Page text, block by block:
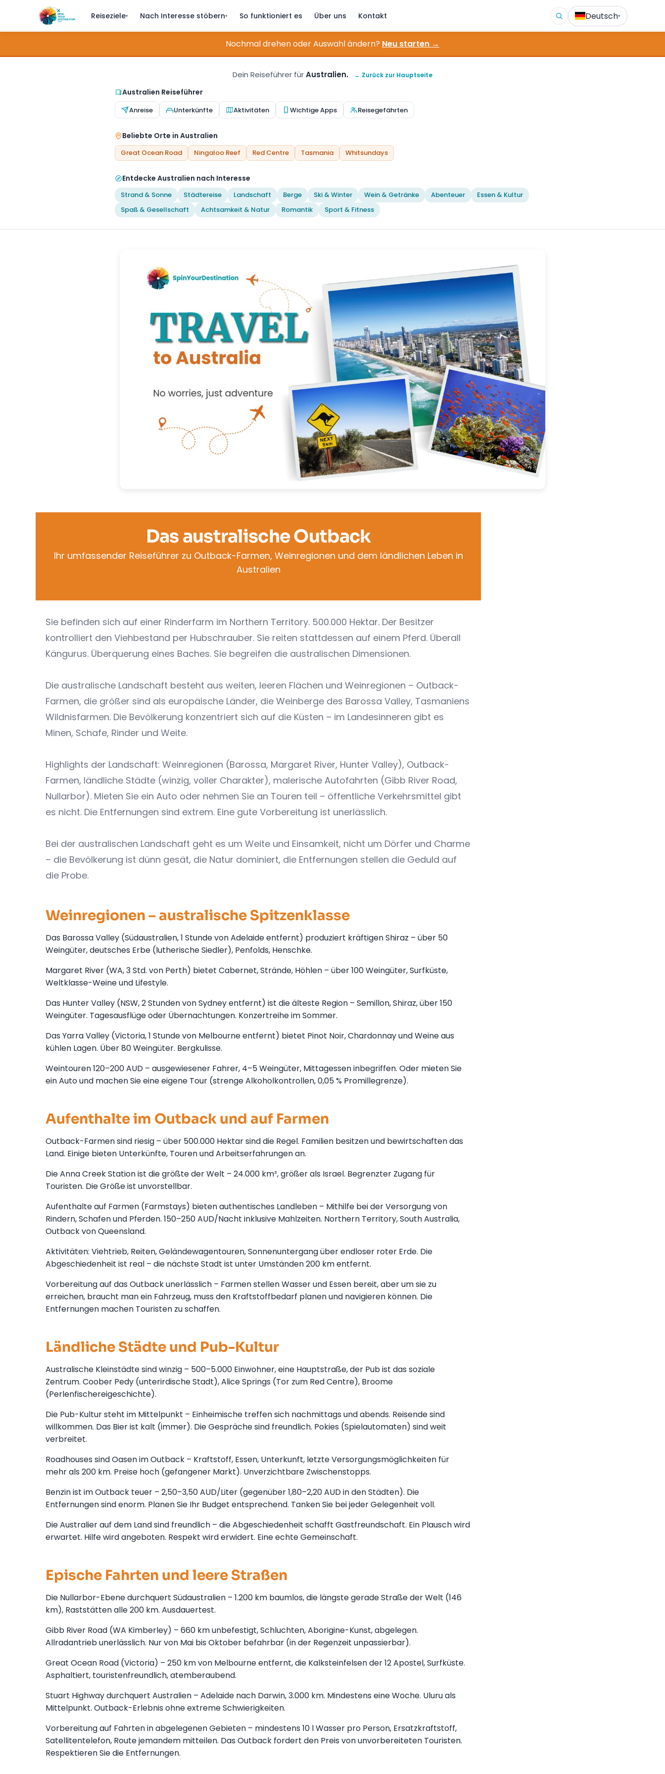
Reiseziele▾ Nach Interesse stöbern▾ So funktioniert es Über uns Kontakt Deutsch▾
Nochmal drehen oder Auswahl ändern? Neu starten →
Dein Reiseführer fürAustralien. ← Zurück zur Hauptseite
Australien Reiseführer
Anreise Unterkünfte Aktivitäten Wichtige Apps Reisegefährten
Beliebte Orte in Australien
Great Ocean Road Ningaloo Reef Red Centre Tasmania Whitsundays
Entdecke Australien nach Interesse
Strand & Sonne Städtereise Landschaft Berge Ski & Winter Wein & Getränke Abenteuer
Essen & Kultur
Spaß & Gesellschaft
Achtsamkeit & Natur Romantik Sport & Fitness
Das australische Outback
Ihr umfassender Reiseführer zu Outback-Farmen, Weinregionen und dem ländlichen Leben in
Australien
Sie befinden sich auf einer Rinderfarm im Northern Territory. 500.000 Hektar. Der Besitzer
kontrolliert den Viehbestand per Hubschrauber. Sie reiten stattdessen auf einem Pferd. Überall
Kängurus. Überquerung eines Baches. Sie begreifen die australischen Dimensionen.
Die australische Landschaft besteht aus weiten, leeren Flächen und Weinregionen – Outback-
Farmen, die größer sind als europäische Länder, die Weinberge des Barossa Valley, Tasmaniens
Wildnisfarmen. Die Bevölkerung konzentriert sich auf die Küsten – im Landesinneren gibt es
Minen, Schafe, Rinder und Weite.
Highlights der Landschaft: Weinregionen (Barossa, Margaret River, Hunter Valley), Outback-
Farmen, ländliche Städte (winzig, voller Charakter), malerische Autofahrten (Gibb River Road,
Nullarbor). Mieten Sie ein Auto oder nehmen Sie an Touren teil – öffentliche Verkehrsmittel gibt
es nicht. Die Entfernungen sind extrem. Eine gute Vorbereitung ist unerlässlich.
Bei der australischen Landschaft geht es um Weite und Einsamkeit, nicht um Dörfer und Charme
– die Bevölkerung ist dünn gesät, die Natur dominiert, die Entfernungen stellen die Geduld auf
die Probe.
Weinregionen – australische Spitzenklasse
Das Barossa Valley (Südaustralien, 1 Stunde von Adelaide entfernt) produziert kräftigen Shiraz – über 50
Weingüter, deutsches Erbe (lutherische Siedler), Penfolds, Henschke.
Margaret River (WA, 3 Std. von Perth) bietet Cabernet, Strände, Höhlen – über 100 Weingüter, Surfküste,
Weltklasse-Weine und Lifestyle.
Das Hunter Valley (NSW, 2 Stunden von Sydney entfernt) ist die älteste Region – Semillon, Shiraz, über 150
Weingüter. Tagesausflüge oder Übernachtungen. Konzertreihe im Sommer.
Das Yarra Valley (Victoria, 1 Stunde von Melbourne entfernt) bietet Pinot Noir, Chardonnay und Weine aus
kühlen Lagen. Über 80 Weingüter. Bergkulisse.
Weintouren 120–200 AUD – ausgewiesener Fahrer, 4–5 Weingüter, Mittagessen inbegriffen. Oder mieten Sie
ein Auto und machen Sie eine eigene Tour (strenge Alkoholkontrollen, 0,05 % Promillegrenze).
Aufenthalte im Outback und auf Farmen
Outback-Farmen sind riesig – über 500.000 Hektar sind die Regel. Familien besitzen und bewirtschaften das
Land. Einige bieten Unterkünfte, Touren und Arbeitserfahrungen an.
Die Anna Creek Station ist die größte der Welt – 24.000 km², größer als Israel. Begrenzter Zugang für
Touristen. Die Größe ist unvorstellbar.
Aufenthalte auf Farmen (Farmstays) bieten authentisches Landleben – Mithilfe bei der Versorgung von
Rindern, Schafen und Pferden. 150–250 AUD/Nacht inklusive Mahlzeiten. Northern Territory, South Australia,
Outback von Queensland.
Aktivitäten: Viehtrieb, Reiten, Geländewagentouren, Sonnenuntergang über endloser roter Erde. Die
Abgeschiedenheit ist real – die nächste Stadt ist unter Umständen 200 km entfernt.
Vorbereitung auf das Outback unerlässlich – Farmen stellen Wasser und Essen bereit, aber um sie zu
erreichen, braucht man ein Fahrzeug, muss den Kraftstoffbedarf planen und navigieren können. Die
Entfernungen machen Touristen zu schaffen.
Ländliche Städte und Pub-Kultur
Australische Kleinstädte sind winzig – 500–5.000 Einwohner, eine Hauptstraße, der Pub ist das soziale
Zentrum. Coober Pedy (unterirdische Stadt), Alice Springs (Tor zum Red Centre), Broome
(Perlenfischereigeschichte).
Die Pub-Kultur steht im Mittelpunkt – Einheimische treffen sich nachmittags und abends. Reisende sind
willkommen. Das Bier ist kalt (immer). Die Gespräche sind freundlich. Pokies (Spielautomaten) sind weit
verbreitet.
Roadhouses sind Oasen im Outback – Kraftstoff, Essen, Unterkunft, letzte Versorgungsmöglichkeiten für
mehr als 200 km. Preise hoch (gefangener Markt). Unverzichtbare Zwischenstopps.
Benzin ist im Outback teuer – 2,50–3,50 AUD/Liter (gegenüber 1,80–2,20 AUD in den Städten). Die
Entfernungen sind enorm. Planen Sie Ihr Budget entsprechend. Tanken Sie bei jeder Gelegenheit voll.
Die Australier auf dem Land sind freundlich – die Abgeschiedenheit schafft Gastfreundschaft. Ein Plausch wird
erwartet. Hilfe wird angeboten. Respekt wird erwidert. Eine echte Gemeinschaft.
Epische Fahrten und leere Straßen
Die Nullarbor-Ebene durchquert Südaustralien – 1.200 km baumlos, die längste gerade Straße der Welt (146
km), Raststätten alle 200 km. Ausdauertest.
Gibb River Road (WA Kimberley) – 660 km unbefestigt, Schluchten, Aborigine-Kunst, abgelegen.
Allradantrieb unerlässlich. Nur von Mai bis Oktober befahrbar (in der Regenzeit unpassierbar).
Great Ocean Road (Victoria) – 250 km von Melbourne entfernt, die Kalksteinfelsen der 12 Apostel, Surfküste.
Asphaltiert, touristenfreundlich, atemberaubend.
Stuart Highway durchquert Australien – Adelaide nach Darwin, 3.000 km. Mindestens eine Woche. Uluru als
Mittelpunkt. Outback-Erlebnis ohne extreme Schwierigkeiten.
Vorbereitung auf Fahrten in abgelegenen Gebieten – mindestens 10 l Wasser pro Person, Ersatzkraftstoff,
Satellitentelefon, Route jemandem mitteilen. Das Outback fordert den Preis von unvorbereiteten Touristen.
Respektieren Sie die Entfernungen.